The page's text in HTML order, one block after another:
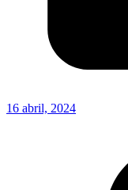
16 abril, 2024